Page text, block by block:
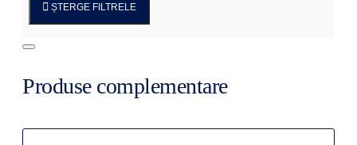
ȘTERGE FILTRELE
Produse complementare